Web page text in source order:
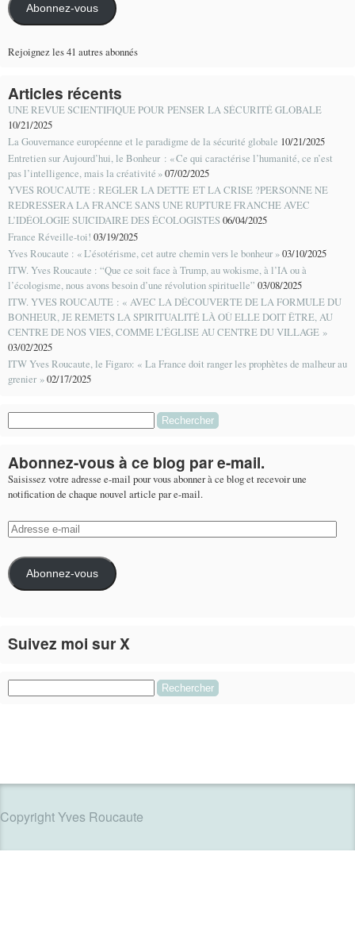
Abonnez-vous
Rejoignez les 41 autres abonnés
Articles récents
UNE REVUE SCIENTIFIQUE POUR PENSER LA SÉCURITÉ GLOBALE
10/21/2025
La Gouvernance européenne et le paradigme de la sécurité globale 10/21/2025
Entretien sur Aujourd’hui, le Bonheur : « Ce qui caractérise l’humanité, ce n’est
pas l’intelligence, mais la créativité »07/02/2025
YVES ROUCAUTE : REGLER LA DETTE ET LA CRISE ?PERSONNE NE
REDRESSERA LA FRANCE SANS UNE RUPTURE FRANCHE AVEC
L’IDÉOLOGIE SUICIDAIRE DES ÉCOLOGISTES06/04/2025
France Réveille-toi! 03/19/2025
Yves Roucaute : « L’ésotérisme, cet autre chemin vers le bonheur »03/10/2025
ITW. Yves Roucaute : “Que ce soit face à Trump, au wokisme, à l’IA ou à
l’écologisme, nous avons besoin d’une révolution spirituelle” 03/08/2025
ITW. YVES ROUCAUTE : « AVEC LA DÉCOUVERTE DE LA FORMULE DU
BONHEUR, JE REMETS LA SPIRITUALITÉ LÀ OÙ ELLE DOIT ÊTRE, AU
CENTRE DE NOS VIES, COMME L’ÉGLISE AU CENTRE DU VILLAGE »
03/02/2025
ITW Yves Roucaute, le Figaro: « La France doit ranger les prophètes de malheur au
grenier »02/17/2025
Abonnez-vous à ce blog par e-mail.
Saisissez votre adresse e-mail pour vous abonner à ce blog et recevoir une
notification de chaque nouvel article par e-mail.
Adresse
e-
mail
Abonnez-vous
Suivez moi sur X
Copyright Yves Roucaute